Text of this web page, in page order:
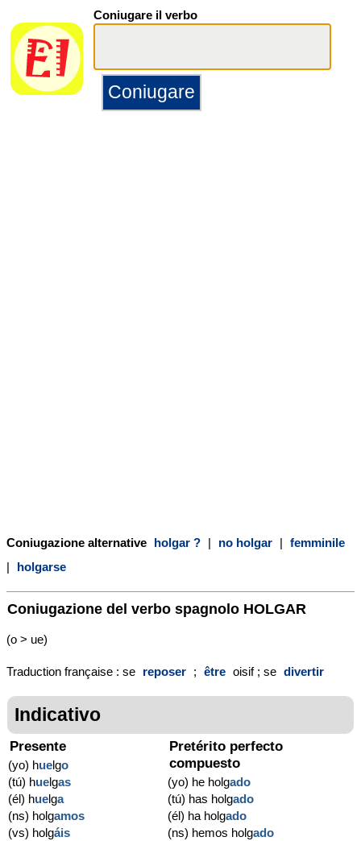
Coniugare il verbo
Coniugazione alternative holgar ? | no holgar | femminile
|
holgarse
Coniugazione del verbo spagnolo HOLGAR
(o > ue)
Traduction française : se reposer ; être oisif ; se divertir
Indicativo
Presente
(yo) huelgo
(tú) huelgas
(él) huelga
(ns) holgamos
(vs) holgáis
Pretérito perfecto
compuesto
(yo) he holgado
(tú) has holgado
(él) ha holgado
(ns) hemos holgado